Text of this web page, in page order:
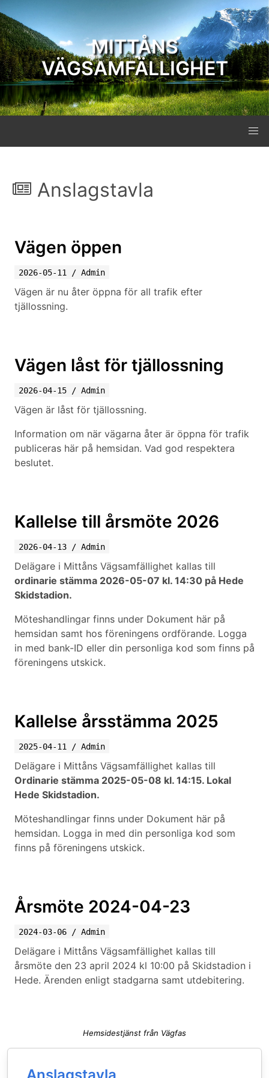
MITTÅNS
VÄGSAMFÄLLIGHET
Anslagstavla
Vägen öppen
2026-05-11 / Admin
Vägen är nu åter öppna för all trafik efter
tjällossning.
Vägen låst för tjällossning
2026-04-15 / Admin
Vägen är låst för tjällossning.
Information om när vägarna åter är öppna för trafik
publiceras här på hemsidan. Vad god respektera
beslutet.
Kallelse till årsmöte 2026
2026-04-13 / Admin
Delägare i Mittåns Vägsamfällighet kallas till
ordinarie stämma 2026-05-07 kl. 14:30 på Hede
Skidstadion.
Möteshandlingar finns under Dokument här på
hemsidan samt hos föreningens ordförande. Logga
in med bank-ID eller din personliga kod som finns på
föreningens utskick.
Kallelse årsstämma 2025
2025-04-11 / Admin
Delägare i Mittåns Vägsamfällighet kallas till
Ordinarie stämma 2025-05-08 kl. 14:15. Lokal
Hede Skidstadion.
Möteshandlingar finns under Dokument här på
hemsidan. Logga in med din personliga kod som
finns på föreningens utskick.
Årsmöte 2024-04-23
2024-03-06 / Admin
Delägare i Mittåns Vägsamfällighet kallas till
årsmöte den 23 april 2024 kl 10:00 på Skidstadion i
Hede. Ärenden enligt stadgarna samt utdebitering.
Hemsidestjänst från Vägfas